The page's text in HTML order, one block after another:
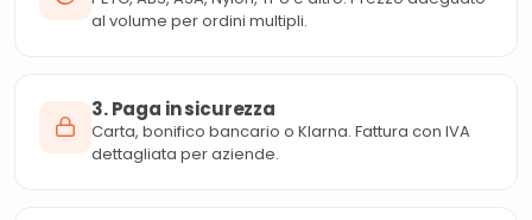
al volume per ordini multipli.
3. Paga in sicurezza
Carta, bonifico bancario o Klarna. Fattura con IVA
dettagliata per aziende.